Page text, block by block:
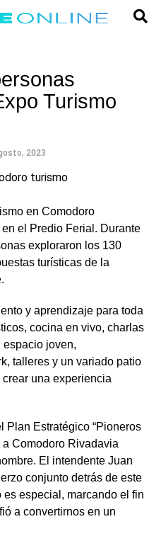
Turismo
2023
en Comodoro
el Predio Ferial. Durante
exploraron los 130
turísticas de la
y aprendizaje para toda
cocina en vivo, charlas
espacio joven,
talleres y un variado patio
una experiencia
Plan Estratégico “Pioneros
Comodoro Rivadavia
El intendente Juan
conjunto detrás de este
es especial, marcando el fin
a convertirnos en un